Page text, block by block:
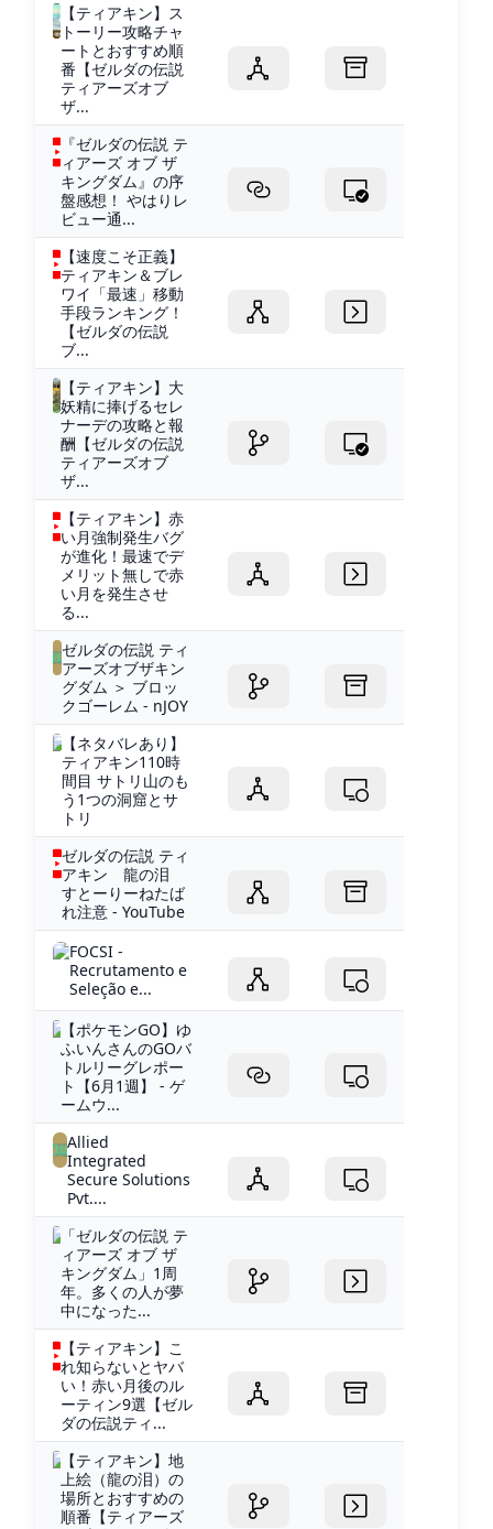
【ティアキン】ス
トーリー攻略チャ
ートとおすすめ順
番【ゼルダの伝説
ティアーズオブ
ザ...
『ゼルダの伝説 テ
ィアーズ オブ ザ
キングダム』の序
盤感想！ やはりレ
ビュー通...
【速度こそ正義】
ティアキン＆ブレ
ワイ「最速」移動
手段ランキング！
【ゼルダの伝説
ブ...
【ティアキン】大
妖精に捧げるセレ
ナーデの攻略と報
酬【ゼルダの伝説
ティアーズオブ
ザ...
【ティアキン】赤
い月強制発生バグ
が進化！最速でデ
メリット無しで赤
い月を発生させ
る...
ゼルダの伝説 ティ
アーズオブザキン
グダム ＞ ブロッ
クゴーレム - nJOY
【ネタバレあり】
ティアキン110時
間目 サトリ山のも
う1つの洞窟とサ
トリ
ゼルダの伝説 ティ
アキン 龍の泪
すとーりーねたば
れ注意 - YouTube
FOCSI -
Recrutamento e
Seleção e...
【ポケモンGO】ゆ
ふいんさんのGOバ
トルリーグレポー
ト【6月1週】 - ゲ
ームウ...
Allied
Integrated
Secure Solutions
Pvt....
「ゼルダの伝説 テ
ィアーズ オブ ザ
キングダム」1周
年。多くの人が夢
中になった...
【ティアキン】こ
れ知らないとヤバ
い！赤い月後のル
ーティン9選【ゼル
ダの伝説ティ...
【ティアキン】地
上絵（龍の泪）の
場所とおすすめの
順番【ティアーズ